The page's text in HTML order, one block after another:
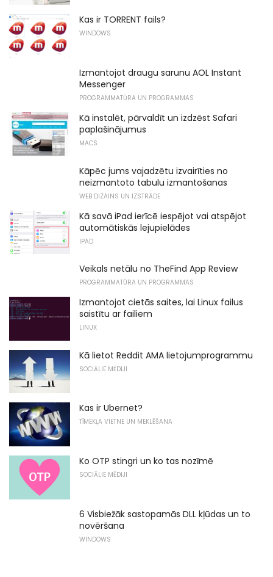
Kas ir TORRENT fails?
WINDOWS
Izmantojot draugu sarunu AOL Instant
Messenger
PROGRAMMATŪRA UN PROGRAMMAS
Kā instalēt, pārvaldīt un izdzēst Safari
paplašinājumus
MACS
Kāpēc jums vajadzētu izvairīties no
neizmantoto tabulu izmantošanas
WEB DIZAINS UN IZSTRĀDE
Kā savā iPad ierīcē iespējot vai atspējot
automātiskās lejupielādes
IPAD
Veikals netālu no TheFind App Review
PROGRAMMATŪRA UN PROGRAMMAS
Izmantojot cietās saites, lai Linux failus
saistītu ar failiem
LINUX
Kā lietot Reddit AMA lietojumprogrammu
SOCIĀLIE MĒDIJI
Kas ir Ubernet?
TĪMEKĻA VIETNE UN MEKLĒŠANA
Ko OTP stingri un ko tas nozīmē
SOCIĀLIE MĒDIJI
6 Visbiežāk sastopamās DLL kļūdas un to
novēršana
WINDOWS